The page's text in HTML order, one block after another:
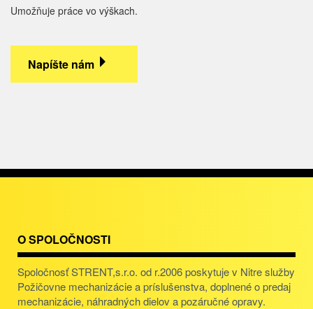
Umožňuje práce vo výškach.
Napíšte nám
O SPOLOČNOSTI
Spoločnosť STRENT,s.r.o. od r.2006 poskytuje v Nitre služby
Požičovne mechanizácie a príslušenstva, doplnené o predaj
mechanizácie, náhradných dielov a pozáručné opravy.